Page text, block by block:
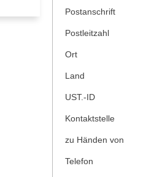
Postanschrift
Postleitzahl
Ort
Land
UST.-ID
Kontaktstelle
zu Händen von
Telefon